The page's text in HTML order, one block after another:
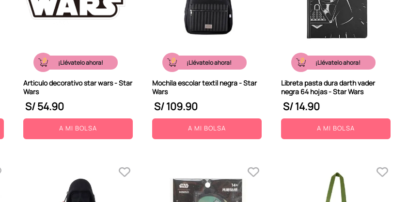
¡Llévatelo ahora!
Articulo decorativo star wars - Star
Wars
S/54.90
A MI BOLSA
¡Llévatelo ahora!
Mochila escolar textil negra - Star
Wars
S/109.90
A MI BOLSA
¡Llévatelo ahora!
Libreta pasta dura darth vader
negra 64 hojas - Star Wars
S/14.90
A MI BOLSA